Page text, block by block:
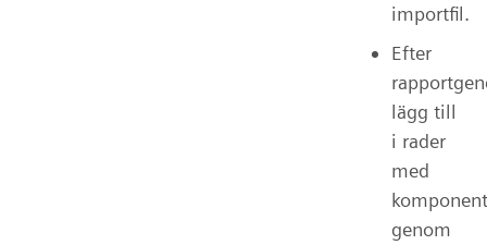
importfil.
Efter
lägg till
i rader
med
genom